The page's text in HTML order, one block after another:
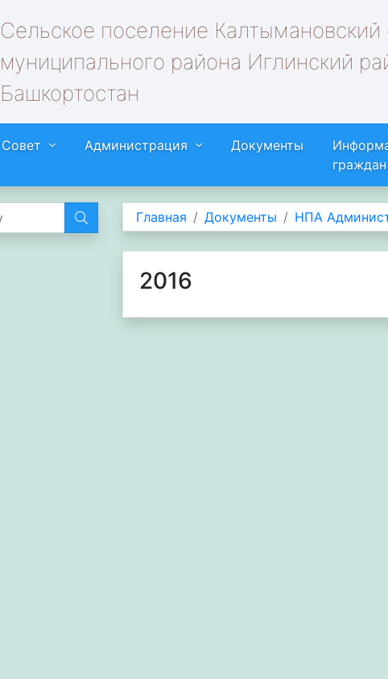
Сельское поселение Калтымановский
муниципального района Иглинский
Башкортостан
Совет Администрация Документы
граждан
Главная Документы НПА
2016